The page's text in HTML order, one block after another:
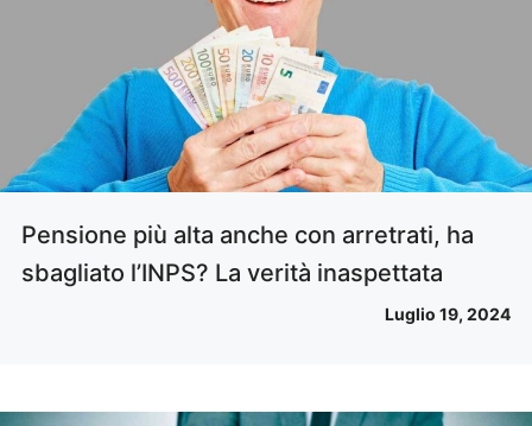
Pensione più alta anche con arretrati, ha
sbagliato l’INPS? La verità inaspettata
Luglio 19, 2024